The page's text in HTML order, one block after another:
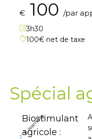
€ 100 /par
3h30
100€ net de taxe
Spécial
E-learning
Biostimulant
agricole :